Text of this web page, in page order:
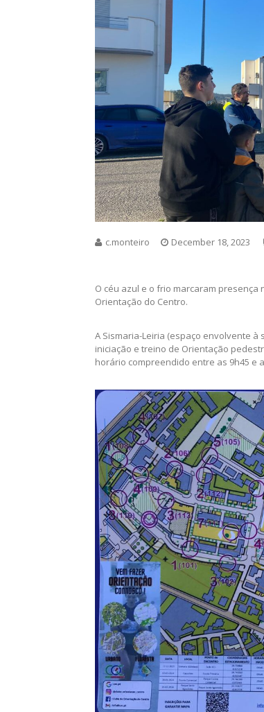
Home> Clube> Orientação aconteceu
Orientação
c.monteiro December 18, 2023
O céu azul e o frio marcaram
Orientação do Centro.
A Sismaria-Leiria (espaço envolvente
iniciação e treino de Orientação
horário compreendido entre as 9h45 e